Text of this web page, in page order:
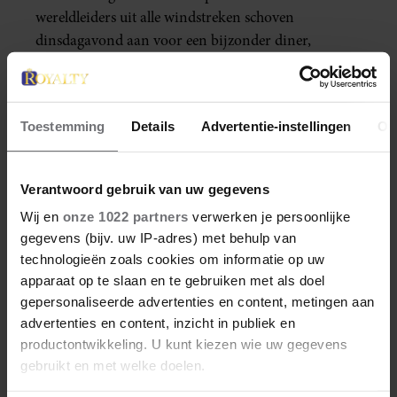
Toestemming Details Advertentie-instellingen
Verantwoord gebruik van uw gegevens
Wij en onze 1022 partners verwerken je persoonlijke
gegevens (bijv. uw IP-adres) met behulp van
technologieën zoals cookies om informatie op uw
apparaat op te slaan en te gebruiken met als doel
gepersonaliseerde advertenties en content, metingen aan
advertenties en content, inzicht in publiek en
productontwikkeling. U kunt kiezen wie uw gegevens
gebruikt en met welke doelen.
wereldleiders uit alle windstreken schoven
dinsdagavond aan voor een bijzonder diner,
georganiseerd door de Oranjes. Op het koninklijke
Delfts blauwe servies werd een verfijnd menu
geserveerd met typisch Nederlandse ingrediënten.
En het mooiste? Wij weten precies wat er op het
menu stond én we hebben de beelden!